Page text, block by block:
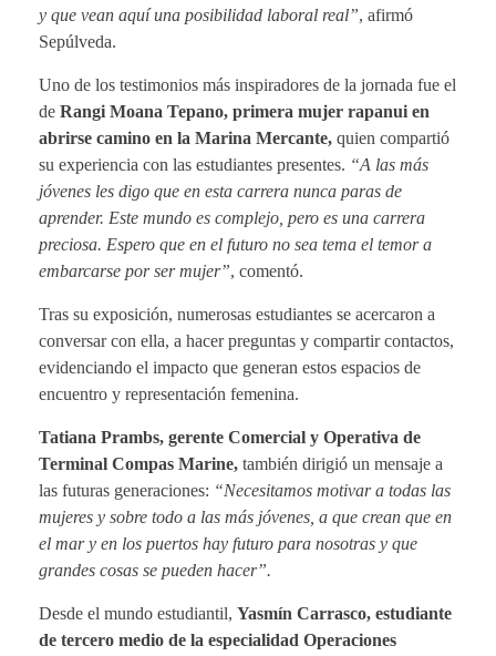
y que vean aquí una posibilidad laboral real”, afirmó
Sepúlveda.
Uno de los testimonios más inspiradores de la jornada fue el
de Rangi Moana Tepano, primera mujer rapanui en
abrirse camino en la Marina Mercante, quien compartió
su experiencia con las estudiantes presentes. “A las más
jóvenes les digo que en esta carrera nunca paras de
aprender. Este mundo es complejo, pero es una carrera
preciosa. Espero que en el futuro no sea tema el temor a
embarcarse por ser mujer”, comentó.
Tras su exposición, numerosas estudiantes se acercaron a
conversar con ella, a hacer preguntas y compartir contactos,
evidenciando el impacto que generan estos espacios de
encuentro y representación femenina.
Tatiana Prambs, gerente Comercial y Operativa de
Terminal Compas Marine, también dirigió un mensaje a
las futuras generaciones: “Necesitamos motivar a todas las
mujeres y sobre todo a las más jóvenes, a que crean que en
el mar y en los puertos hay futuro para nosotras y que
grandes cosas se pueden hacer”.
Desde el mundo estudiantil, Yasmín Carrasco, estudiante
de tercero medio de la especialidad Operaciones